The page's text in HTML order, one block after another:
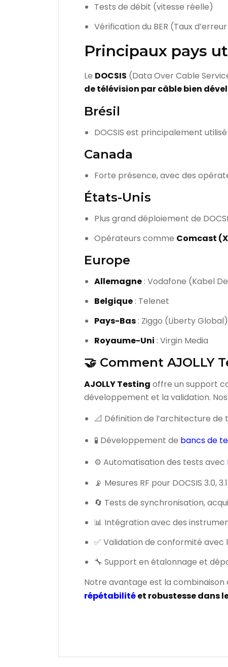
Tests de débit (vitesse réelle)
Vérification du BER (Taux
Principaux pays
Le DOCSIS (Data Over Cable
de télévision par câble bien
Brésil
DOCSIS est principalement
Canada
Forte présence, avec des
États-Unis
Plus grand déploiement de
Opérateurs comme Comcast
Europe
Allemagne: Vodafone (Kabel
Belgique: Telenet
Pays-Bas: Ziggo (Liberty Global)
Royaume-Uni : Virgin Media
🤝 Comment AJOLLY
AJOLLY Testing offre un support
développement et la validation.
📐 Définition de l’architecture
🧪 Développement de bancs de
⚙️ Automatisation des tests avec
📡 Mesures RF pour DOCSIS 3.0,
🔄 Tests de synchronisation,
📊 Intégration avec des
✅ Validation de conformité avec
🔧 Support en étalonnage et
Notre avantage est la combinaison
répétabilitéet robustesse dans